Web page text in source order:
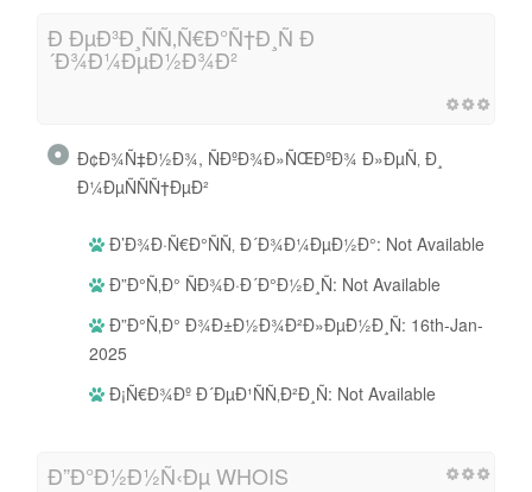
Ð ÐµÐ³Ð¸ÑÑ‚Ñ€Ð°Ñ†Ð¸Ñ Ð
´Ð¾Ð¼ÐµÐ½Ð¾Ð²
Ð¢Ð¾Ñ‡Ð½Ð¾, ÑÐºÐ¾Ð»ÑŒÐºÐ¾ Ð»ÐµÑ‚ Ð¸
Ð¼ÐµÑÑÑ†ÐµÐ²
Ð’Ð¾Ð·Ñ€Ð°ÑÑ‚ Ð´Ð¾Ð¼ÐµÐ½Ð°: Not Available
Ð”Ð°Ñ‚Ð° ÑÐ¾Ð·Ð´Ð°Ð½Ð¸Ñ: Not Available
Ð”Ð°Ñ‚Ð° Ð¾Ð±Ð½Ð¾Ð²Ð»ÐµÐ½Ð¸Ñ: 16th-Jan-
2025
Ð¡Ñ€Ð¾Ðº Ð´ÐµÐ¹ÑÑ‚Ð²Ð¸Ñ: Not Available
Ð”Ð°Ð½Ð½Ñ‹Ðµ WHOIS